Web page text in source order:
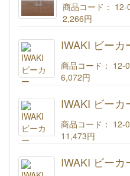
商品コード：
2,266円
IWAKI ビーカ
商品コード： 12-
6,072円
IWAKI ビーカ
商品コード： 12-
11,473円
IWAKI ビーカ